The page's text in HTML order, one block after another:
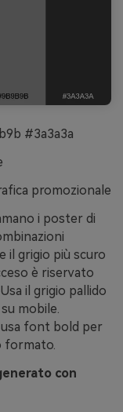
#3a3a3a
promozionale
i poster di
il grigio più scuro
è riservato
il grigio pallido
mobile.
font bold per
formato.
con